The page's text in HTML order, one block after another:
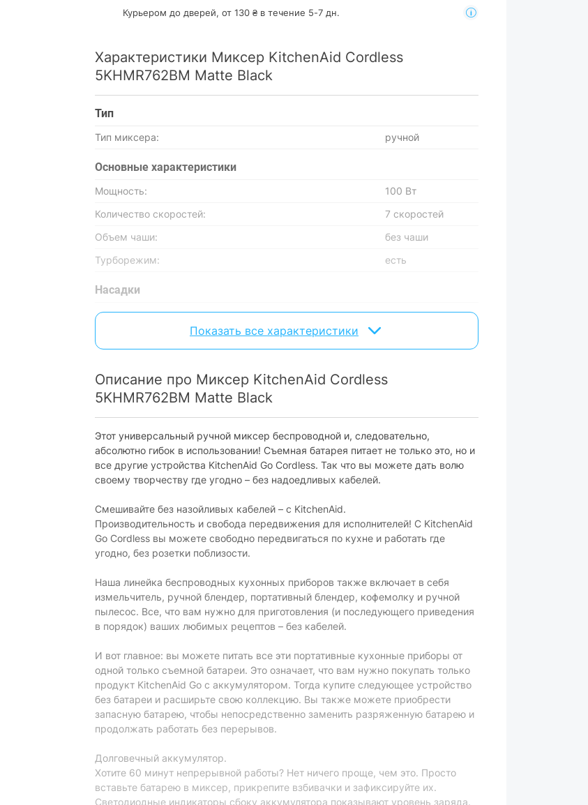
Курьером до дверей, от 130 ₴ в течение 5-7 дн.
Характеристики Миксер KitchenAid Cordless
5KHMR762BM Matte Black
Тип
Тип миксера: ручной
Основные характеристики
Мощность:
100 Вт
Количество скоростей:
7 скоростей
Объем чаши:
без чаши
Турборежим:
есть
Насадки
Крюки для теста:
отсутствуют
Пеновзбиватель:
отсутствует
Защита от случайного выпадения насадок:
есть
Импульсный режим:
Отсоединяемая подставка:
Дисплей:
Таймер:
без таймера
Вращающаяся чаша:
Физические характеристики
черный
Вес:
Материал корпуса:
пластик
Длина шнура:
беспроводной
Характеристики и комплектация товара могут изменяться производителем
без уведомления.
Показать все характеристики
Описание про Миксер KitchenAid Cordless
5KHMR762BM Matte Black
Этот универсальный ручной миксер беспроводной и, следовательно,
абсолютно гибок в использовании! Съемная батарея питает не только это, но и
все другие устройства KitchenAid Go Cordless. Так что вы можете дать волю
своему творчеству где угодно – без надоедливых кабелей.
Смешивайте без назойливых кабелей – с KitchenAid.
Производительность и свобода передвижения для исполнителей! С KitchenAid
Go Cordless вы можете свободно передвигаться по кухне и работать где
угодно, без розетки поблизости.
Наша линейка беспроводных кухонных приборов также включает в себя
измельчитель, ручной блендер, портативный блендер, кофемолку и ручной
пылесос. Все, что вам нужно для приготовления (и последующего приведения
в порядок) ваших любимых рецептов – без кабелей.
И вот главное: вы можете питать все эти портативные кухонные приборы от
одной только съемной батареи. Это означает, что вам нужно покупать только
продукт KitchenAid Go с аккумулятором. Тогда купите следующее устройство
без батареи и расширьте свою коллекцию. Вы также можете приобрести
запасную батарею, чтобы непосредственно заменить разряженную батарею и
продолжать работать без перерывов.
Долговечный аккумулятор.
Хотите 60 минут непрерывной работы? Нет ничего проще, чем это. Просто
вставьте батарею в миксер, прикрепите взбивачки и зафиксируйте их.
Светодиодные индикаторы сбоку аккумулятора показывают уровень заряда.